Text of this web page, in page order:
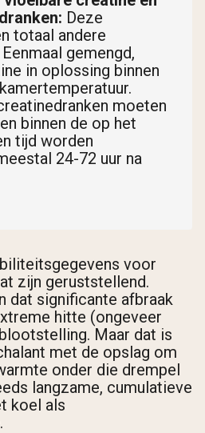
Deze
totaal andere
gemengd,
in oplossing binnen
moeten
binnen de op het
tijd worden
24-72 uur na
voor
zijn geruststellend.
dat significante afbraak
hitte (ongeveer
Maar dat is
met de opslag om
onder die drempel
langzame, cumulatieve
koel als